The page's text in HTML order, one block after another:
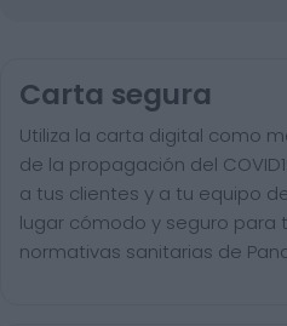
Carta segura
Utiliza la carta digital como
de la propagación del
a tus clientes y a tu equipo
lugar cómodo y seguro para
normativas sanitarias de